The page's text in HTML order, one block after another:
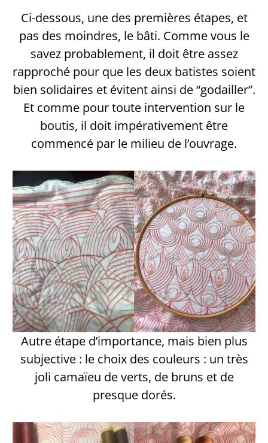
Ci-dessous, une des premières étapes, et
pas des moindres, le bâti. Comme vous le
savez probablement, il doit être assez
rapproché pour que les deux batistes soient
bien solidaires et évitent ainsi de “godailler”.
Et comme pour toute intervention sur le
boutis, il doit impérativement être
commencé par le milieu de l’ouvrage.
Autre étape d’importance, mais bien plus
subjective : le choix des couleurs : un très
joli camaïeu de verts, de bruns et de
presque dorés.